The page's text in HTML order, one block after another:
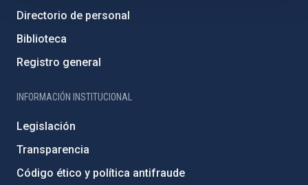
Directorio de personal
Biblioteca
Registro general
INFORMACIÓN INSTITUCIONAL
Legislación
Transparencia
Código ético y política antifraude